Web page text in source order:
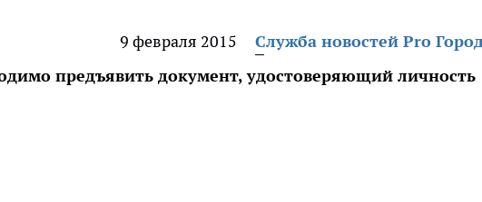
9 февраля 2015
Служба новостей Pro
предъявить документ, удостоверяющий личность